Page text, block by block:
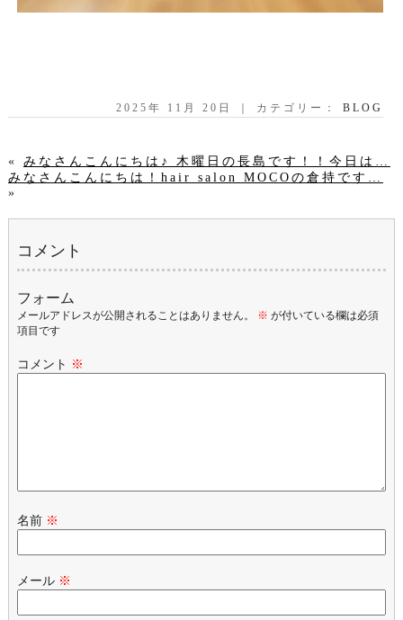
2025年 11月 20日 ｜ カテゴリー：BLOG
« みなさんこんにちは♪ 木曜日の長島です！！今日は…
みなさんこんにちは！hair salon MOCOの倉持です…
»
コメント
フォーム
メールアドレスが公開されることはありません。 ※ が付いている欄は必須
項目です
コメント ※
名前 ※
メール ※